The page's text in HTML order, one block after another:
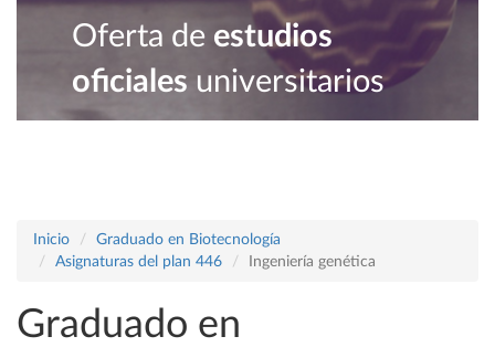
Oferta de estudios
oficiales universitarios
Inicio
Graduado en Biotecnología
Asignaturas del plan 446
Ingeniería genética
Graduado en